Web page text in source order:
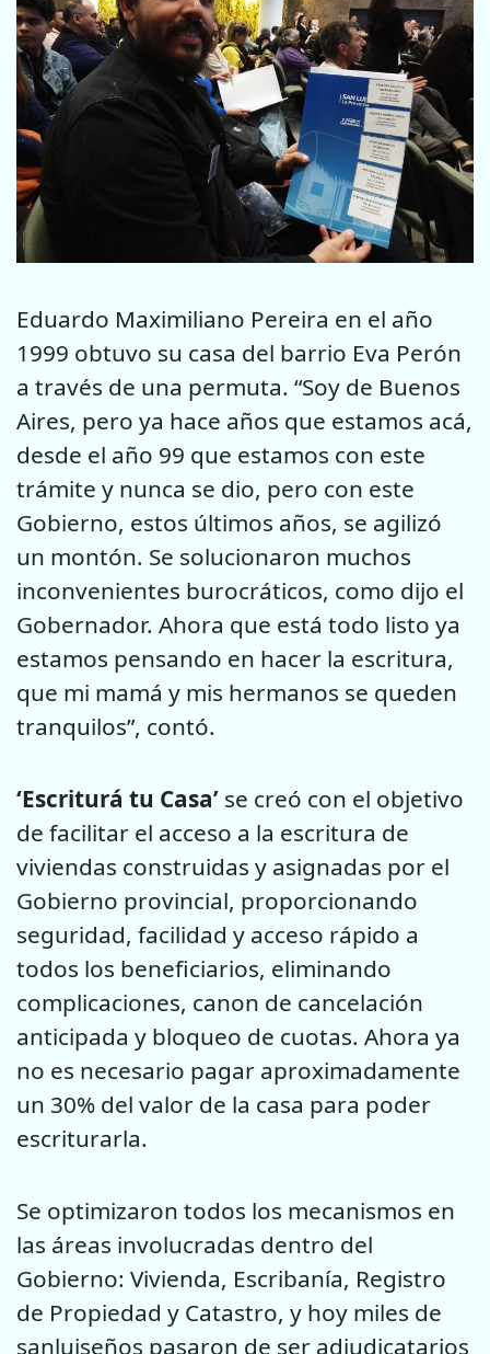
Eduardo Maximiliano Pereira en el año
1999 obtuvo su casa del barrio Eva Perón
a través de una permuta. “Soy de Buenos
Aires, pero ya hace años que estamos acá,
desde el año 99 que estamos con este
trámite y nunca se dio, pero con este
Gobierno, estos últimos años, se agilizó
un montón. Se solucionaron muchos
inconvenientes burocráticos, como dijo el
Gobernador. Ahora que está todo listo ya
estamos pensando en hacer la escritura,
que mi mamá y mis hermanos se queden
tranquilos”, contó.
‘Escriturá tu Casa’ se creó con el objetivo
de facilitar el acceso a la escritura de
viviendas construidas y asignadas por el
Gobierno provincial, proporcionando
seguridad, facilidad y acceso rápido a
todos los beneficiarios, eliminando
complicaciones, canon de cancelación
anticipada y bloqueo de cuotas. Ahora ya
no es necesario pagar aproximadamente
un 30% del valor de la casa para poder
escriturarla.
Se optimizaron todos los mecanismos en
las áreas involucradas dentro del
Gobierno: Vivienda, Escribanía, Registro
de Propiedad y Catastro, y hoy miles de
sanluiseños pasaron de ser adjudicatarios